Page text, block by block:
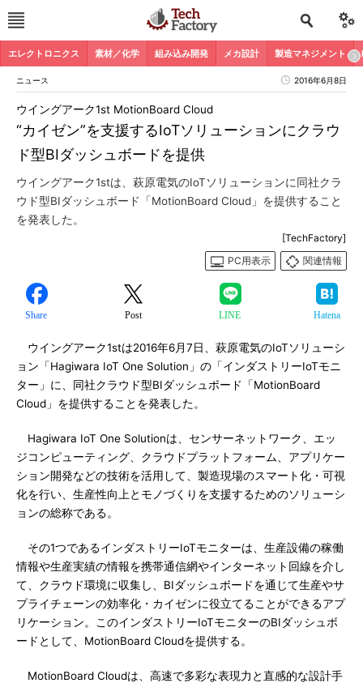
エレクトロニクス 素材／化学 組み込み開発 メカ設計 製造マネジメント
ニュース 2016年6月8日
“カイゼン”を支援するIoTソリューションにクラウ
ド型BIダッシュボードを提供
ウイングアーク1st MotionBoard Cloud
ウイングアーク1stは、萩原電気のIoTソリューションに同社クラ
ウド型BIダッシュボード「MotionBoard Cloud」を提供すること
を発表した。
[TechFactory]
PC用表示
関連情報
Share Post LINE Hatena
ウイングアーク1stは2016年6月7日、萩原電気のIoTソリューシ
ョン「Hagiwara IoT One Solution」の「インダストリーIoTモニ
ター」に、同社クラウド型BIダッシュボード「MotionBoard
Cloud」を提供することを発表した。
Hagiwara IoT One Solutionは、センサーネットワーク、エッ
ジコンピューティング、クラウドプラットフォーム、アプリケー
ション開発などの技術を活用して、製造現場のスマート化・可視
化を行い、生産性向上とモノづくりを支援するためのソリューシ
ョンの総称である。
その1つであるインダストリーIoTモニターは、生産設備の稼働
情報や生産実績の情報を携帯通信網やインターネット回線を介し
て、クラウド環境に収集し、BIダッシュボードを通じて生産やサ
プライチェーンの効率化・カイゼンに役立てることができるアプ
リケーション。このインダストリーIoTモニターのBIダッシュボ
ードとして、MotionBoard Cloudを提供する。
MotionBoard Cloudは、高速で多彩な表現力と直感的な設計手